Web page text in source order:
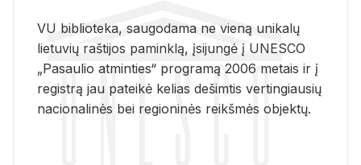
VU biblioteka, saugodama ne vieną unikalų
lietuvių raštijos paminklą, įsijungė į UNESCO
„Pasaulio atminties“ programą 2006 metais ir į
registrą jau pateikė kelias dešimtis vertingiausių
nacionalinės bei regioninės reikšmės objektų.